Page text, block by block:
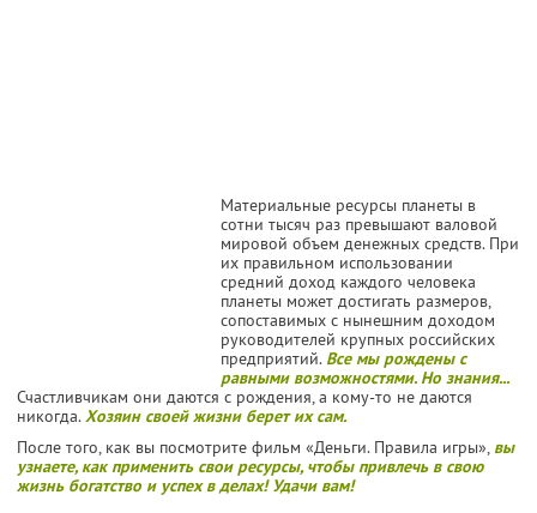
Материальные ресурсы планеты в
сотни тысяч раз превышают валовой
мировой объем денежных средств. При
их правильном использовании
средний доход каждого человека
планеты может достигать размеров,
сопоставимых с нынешним доходом
руководителей крупных российских
предприятий. Все мы рождены с
равными возможностями. Но знания...
Счастливчикам они даются с рождения, а кому-то не даются
никогда.Хозяин своей жизни берет их сам.
После того, как вы посмотрите фильм «Деньги. Правила игры», вы
узнаете, как применить свои ресурсы, чтобы привлечь в свою
жизнь богатство и успех в делах! Удачи вам!